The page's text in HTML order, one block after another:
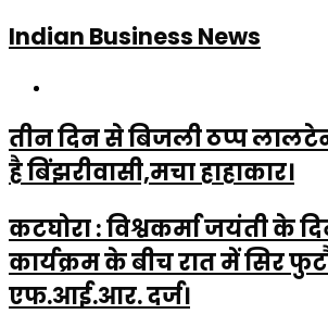
Indian Business News
तीन दिन से बिजली ठप्प
है बिंझरीवासी,मचा हाहाकार।
कटघोरा : विश्वकर्मा जयंती के
कार्यक्रम के बीच रात में सिर
एफ.आई.आर. दर्ज।